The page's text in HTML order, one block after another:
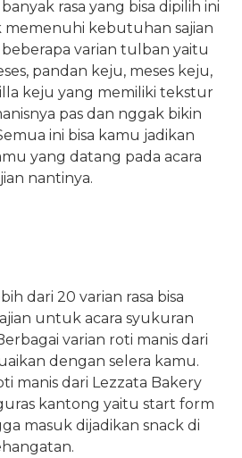
rasa yang bisa dipilih ini
kebutuhan sajian
varian tulban yaitu
pandan keju, meses keju,
keju yang memiliki tekstur
pas dan nggak bikin
ini bisa kamu jadikan
yang datang pada acara
nantinya.
dari 20 varian rasa bisa
untuk acara syukuran
varian roti manis dari
dengan selera kamu.
manis dari Lezzata Bakery
kantong yaitu start form
masuk dijadikan snack di